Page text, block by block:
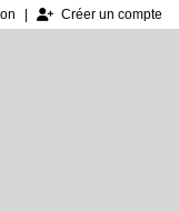
Créer un compte